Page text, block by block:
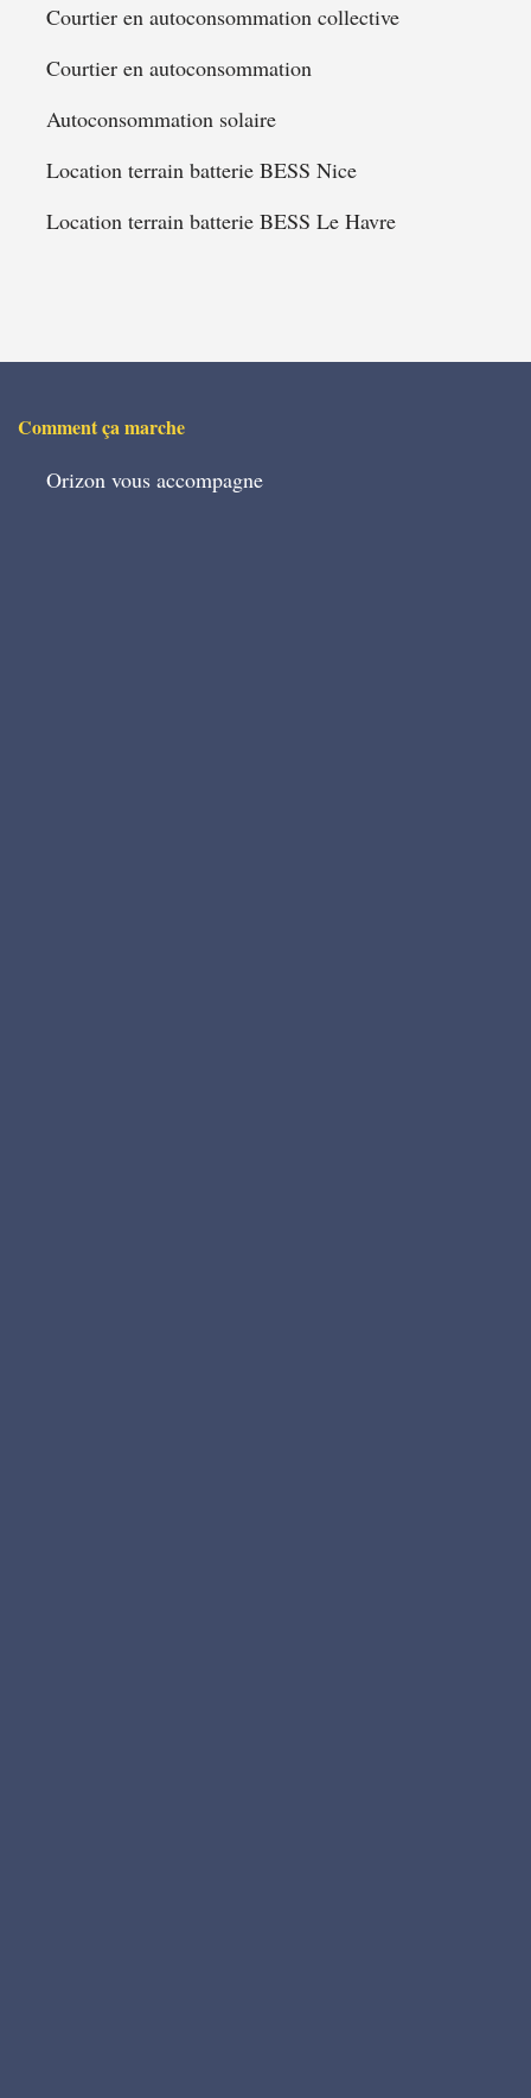
Courtier en autoconsommation collective
Courtier en autoconsommation
Autoconsommation solaire
Location terrain batterie BESS Nice
Location terrain batterie BESS Le Havre
Comment ça marche
Orizon vous accompagne